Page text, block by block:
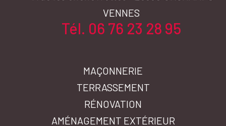
VENNES
Tél. 06 76 23 28 95
MAÇONNERIE
TERRASSEMENT
RÉNOVATION
AMÉNAGEMENT EXTÉRIEUR